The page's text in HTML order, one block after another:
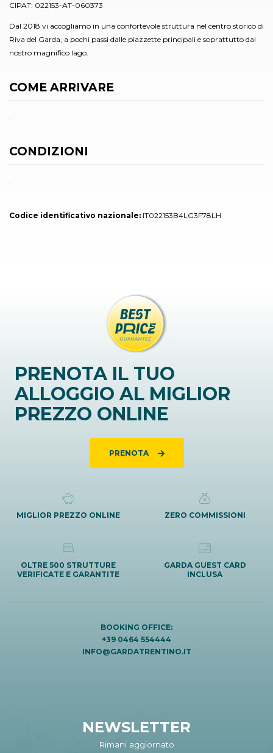
CIPAT: 022153-AT-060373
Dal 2018 vi accogliamo in una confortevole struttura nel centro storico di
Riva del Garda, a pochi passi dalle piazzette principali e soprattutto dal
nostro magnifico lago.
COME ARRIVARE
CONDIZIONI
Codice identificativo nazionale: IT022153B4LG3F78LH
PRENOTA IL TUO
ALLOGGIO AL MIGLIOR
PREZZO ONLINE
PRENOTA
MIGLIOR PREZZO ONLINE ZERO COMMISSIONI
OLTRE 500 STRUTTURE
VERIFICATE E GARANTITE
GARDA GUEST CARD
INCLUSA
BOOKING OFFICE:
+39 0464 554444
INFO@GARDATRENTINO.IT
NEWSLETTER
Rimani aggiornato